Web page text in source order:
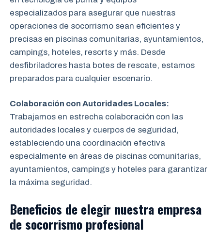
especializados para asegurar que nuestras
operaciones de socorrismo sean eficientes y
precisas en piscinas comunitarias, ayuntamientos,
campings, hoteles, resorts y más. Desde
desfibriladores hasta botes de rescate, estamos
preparados para cualquier escenario.
Colaboración con Autoridades Locales:
Trabajamos en estrecha colaboración con las
autoridades locales y cuerpos de seguridad,
estableciendo una coordinación efectiva
especialmente en áreas de piscinas comunitarias,
ayuntamientos, campings y hoteles para garantizar
la máxima seguridad.
Beneficios de elegir nuestra empresa
de socorrismo profesional